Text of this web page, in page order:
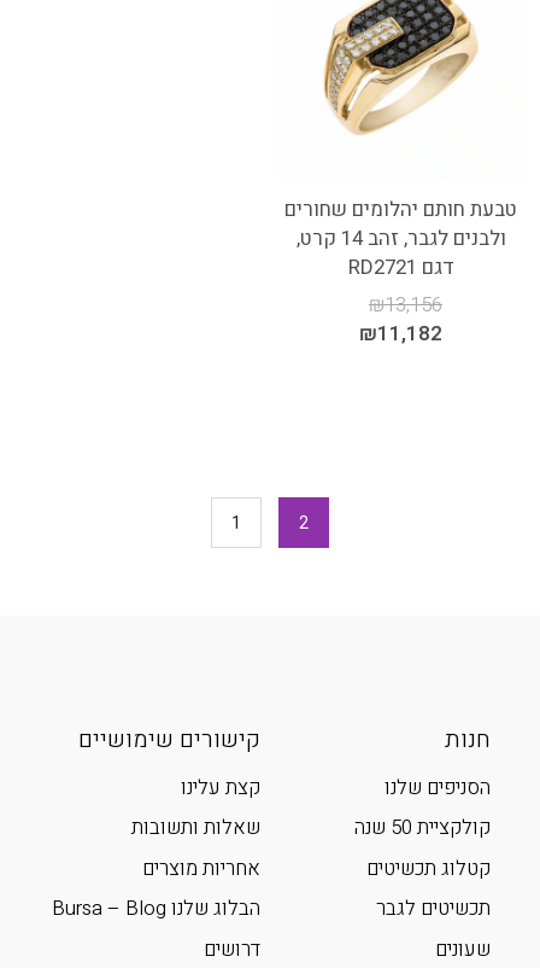
טבעת חותם יהלומים שחורים
ולבנים לגבר, זהב 14 קרט,
דגם RD2721
₪13,156
₪11,182
1 2
חנות
הסניפים שלנו
קולקציית 50 שנה
קטלוג תכשיטים
תכשיטים לגבר
שעונים
קישורים שימושיים
קצת עלינו
שאלות ותשובות
אחריות מוצרים
הבלוג שלנו Bursa – Blog
דרושים